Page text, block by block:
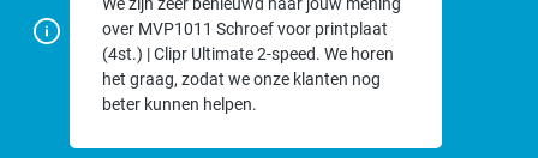
over MVP1011 Schroef voor printplaat
(4st.) | Clipr Ultimate 2-speed. We horen
het graag, zodat we onze klanten nog
beter kunnen helpen.